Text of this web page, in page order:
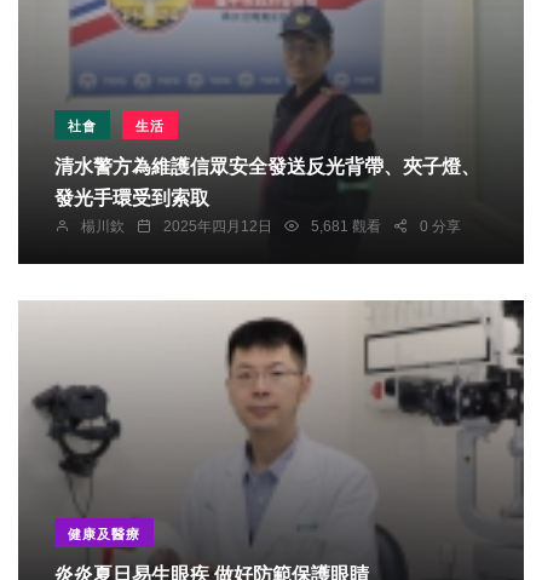
社會 生活
清水警方為維護信眾安全發送反光背帶、夾子燈、
發光手環受到索取
楊川欽 2025年四月12日 5,681 觀看 0 分享
健康及醫療
炎炎夏日易生眼疾 做好防範保護眼睛